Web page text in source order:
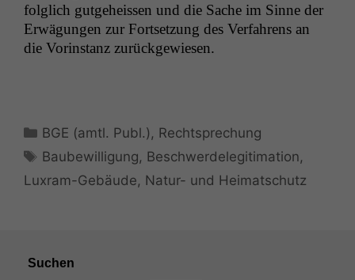
fol­glich gut­ge­heis­sen und die Sache im Sinne der
Erwä­gun­gen zur Fort­set­zung des Ver­fahrens an
die Vorin­stanz zurückgewiesen.
Kategorien
BGE (amtl. Publ.) , Rechtsprechung
Schlagwörter
Baubewilligung, Beschwerdelegitimation,
Luxram-Gebäude, Natur- und Heimatschutz
Suchen